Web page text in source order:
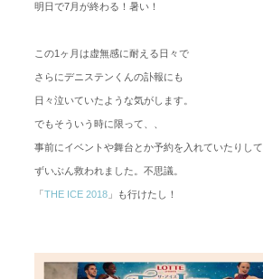
明日で7月が終わる！暑い！
この1ヶ月は虚無感に耐える日々で
さらにデニステンくんの訃報にも
日々泣いていたような気がします。
でもそういう時に限って、、
事前にイベントや舞台とか予約を入れていたりして
ずいぶん救われました。不思議。
「THE ICE 2018 」も行けたし！